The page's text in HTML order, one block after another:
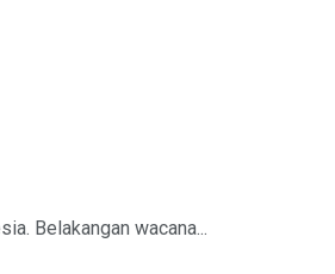
Belakangan wacana...